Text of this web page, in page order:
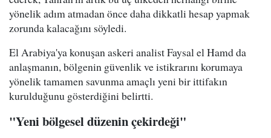
yönelik adım atmadan önce daha dikkatli hesap yapmak
zorunda kalacağını söyledi.
El Arabiya'ya konuşan askeri analist Faysal el Hamd da
anlaşmanın, bölgenin güvenlik ve istikrarını korumaya
yönelik tamamen savunma amaçlı yeni bir ittifakın
kurulduğunu gösterdiğini belirtti.
"Yeni bölgesel düzenin çekirdeği"